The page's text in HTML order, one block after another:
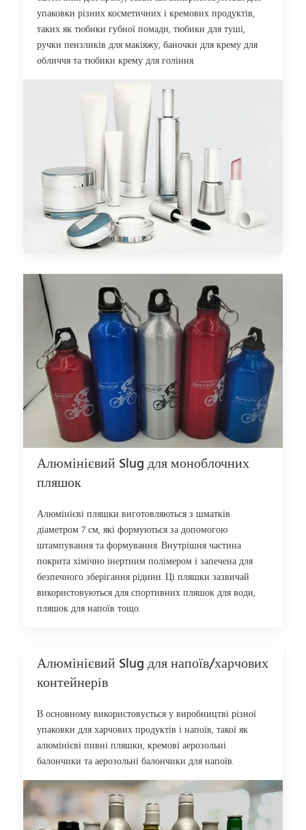
упаковки різних косметичних і кремових продуктів,
таких як тюбики губної помади, тюбики для туші,
ручки пензликів для макіяжу, баночки для крему для
обличчя та тюбики крему для гоління.
Алюмінієвий Slug для моноблочних
пляшок
Алюмінієві пляшки виготовляються з шматків
діаметром 7 см, які формуються за допомогою
штампування та формування. Внутрішня частина
покрита хімічно інертним полімером і запечена для
безпечного зберігання рідини. Ці пляшки зазвичай
використовуються для спортивних пляшок для води,
пляшок для напоїв тощо.
Алюмінієвий Slug для напоїв/харчових
контейнерів
В основному використовується у виробництві різної
упаковки для харчових продуктів і напоїв, такої як
алюмінієві пивні пляшки, кремові аерозольні
балончики та аерозольні балончики для напоїв.